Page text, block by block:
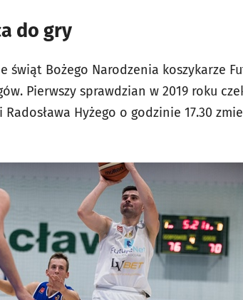
do gry
świąt Bożego Narodzenia koszykarze
Pierwszy sprawdzian w 2019 roku
Hyżego o godzinie 17.30